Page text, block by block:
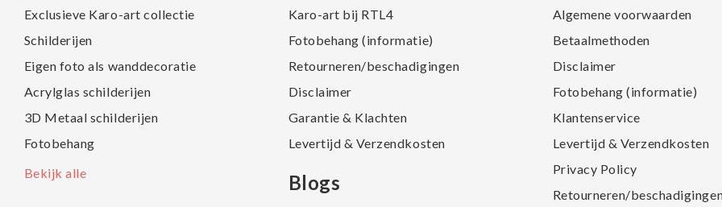
Exclusieve Karo-art collectie
Schilderijen
Eigen foto als wanddecoratie
Acrylglas schilderijen
3D Metaal schilderijen
Fotobehang
Bekijk alle
Karo-art bij RTL4
Fotobehang (informatie)
Retourneren/beschadigingen
Disclaimer
Garantie & Klachten
Levertijd & Verzendkosten
Blogs
Algemene voorwaarden
Betaalmethoden
Disclaimer
Fotobehang (informatie)
Klantenservice
Levertijd & Verzendkosten
Privacy Policy
Retourneren/